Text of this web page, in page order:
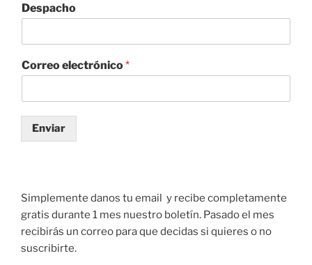
Despacho
Correo electrónico*
Enviar
Simplemente danos tu email y recibe completamente
gratis durante 1 mes nuestro boletín. Pasado el mes
recibirás un correo para que decidas si quieres o no
suscribirte.